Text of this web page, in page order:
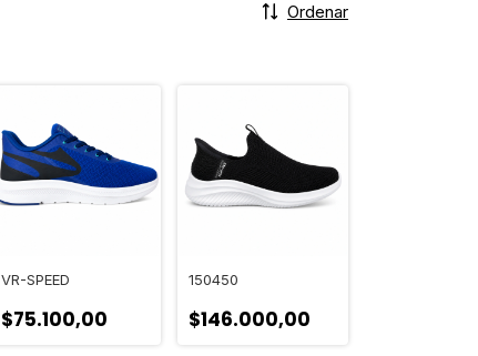
Ordenar
VR-SPEED
$75.100,00
150450
$146.000,00